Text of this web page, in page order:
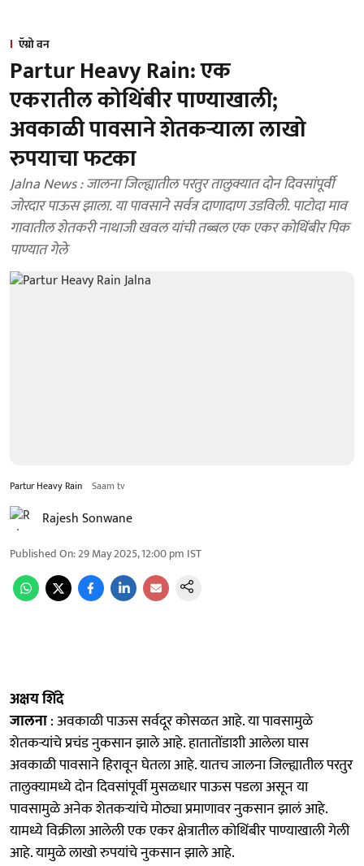
ऍग्रो वन
Partur Heavy Rain: एक
एकरातील कोथिंबीर पाण्याखाली;
अवकाळी पावसाने शेतकऱ्याला लाखो
रुपयाचा फटका
Jalna News : जालना जिल्ह्यातील परतुर तालुक्यात दोन दिवसांपूर्वी
जोरदार पाऊस झाला. या पावसाने सर्वत्र दाणादाण उडविली. पाटोदा माव
गावातील शेतकरी नाथाजी खवल यांची तब्बल एक एकर कोथिंबीर पिक
पाण्यात गेले
Partur Heavy Rain Saam tv
Rajesh Sonwane
Published On:29 May 2025, 12:00 pm IST
अक्षय शिंदे
जालना: अवकाळी पाऊस सर्वदूर कोसळत आहे. या पावसामुळे
शेतकऱ्यांचे प्रचंड नुकसान झाले आहे. हातातोंडाशी आलेला घास
अवकाळी पावसाने हिरावून घेतला आहे. यातच जालना जिल्ह्यातील परतुर
तालुक्यामध्ये दोन दिवसांपूर्वी मुसळधार पाऊस पडला असून या
पावसामुळे अनेक शेतकऱ्यांचे मोठ्या प्रमाणावर नुकसान झालं आहे.
यामध्ये विक्रीला आलेली एक एकर क्षेत्रातील कोथिंबीर पाण्याखाली गेली
आहे. यामुळे लाखो रुपयांचे नुकसान झाले आहे.